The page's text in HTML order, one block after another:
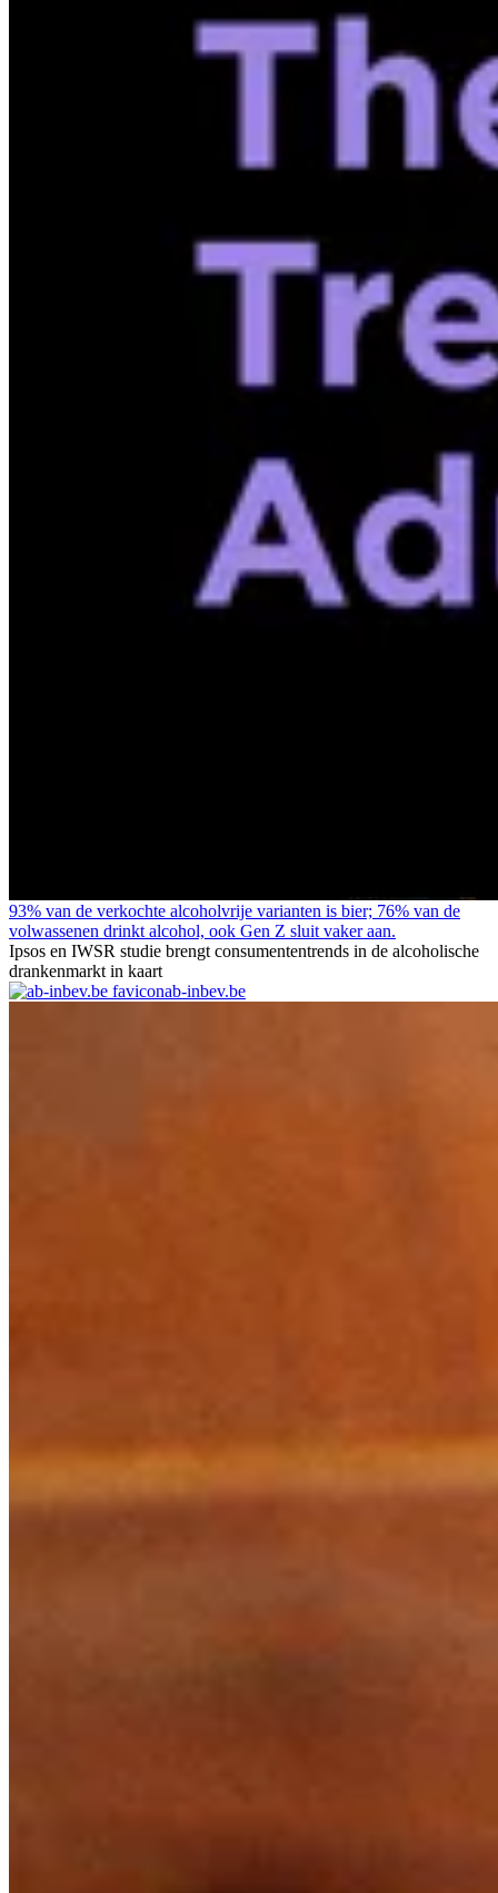
93% van de verkochte alcoholvrije varianten is bier; 76% van de
volwassenen drinkt alcohol, ook Gen Z sluit vaker aan.
Ipsos en IWSR studie brengt consumententrends in de alcoholische
drankenmarkt in kaart
ab-inbev.be